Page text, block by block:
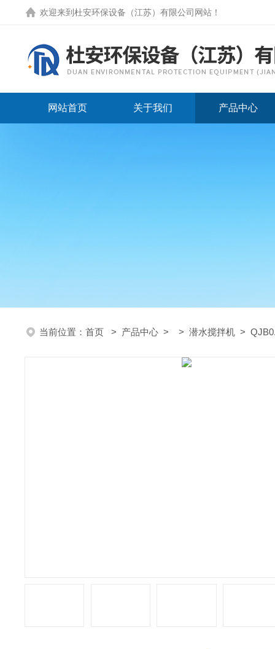
欢迎来到 杜安环保设备（江苏）有限公司网站 ！
网站首页 关于我们 产品中心
当前位置： 首页 > 产品中心 > > 潜水搅拌机 >